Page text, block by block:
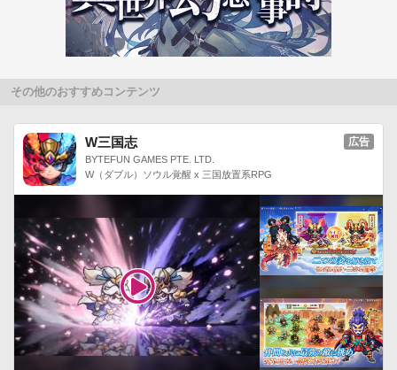
その他のおすすめコンテンツ
W三国志
BYTEFUN GAMES PTE. LTD.
W（ダブル）ソウル覚醒 x 三国放置系RPG
広告